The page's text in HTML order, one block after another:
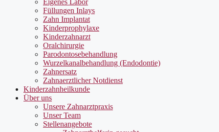
Eigenes Labor
Füllungen Inlays
Zahn Implantat
Kinderprophylaxe
Kinderzahnarzt
Oralchirurgie
Parodontosebehandlung
Wurzelkanalbehandlung (Endodontie)
Zahnersatz
Zahnaerztlicher Notdienst
Kinderzahnheilkunde
Über uns
Unsere Zahnarztpraxis
Unser Team
Stellenangebote